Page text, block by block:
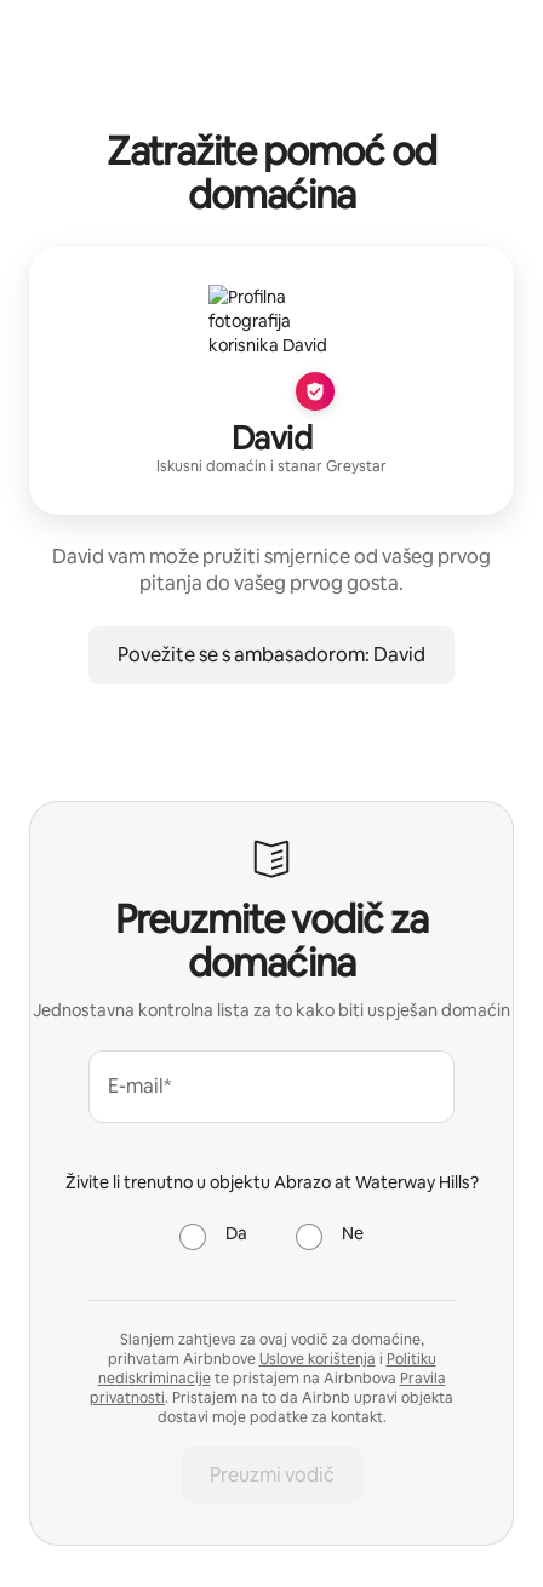
Zatražite pomoć od
domaćina
David
Iskusni domaćin i stanarGreystar
David vam može pružiti smjernice od vašeg prvog
pitanja do vašeg prvog gosta.
Povežite se s ambasadorom: David
Preuzmite vodič za
domaćina
Jednostavna kontrolna lista za to kako biti uspješan domaćin
E-mail*
Živite li trenutno u objektu Abrazo at Waterway Hills?
Da Ne
Slanjem zahtjeva za ovaj vodič za domaćine,
prihvatam AirbnboveUslove korištenja i Politiku
nediskriminacijete pristajem na Airbnbova Pravila
privatnosti. Pristajem na to da Airbnb upravi objekta
dostavi moje podatke za kontakt.
Preuzmi vodič